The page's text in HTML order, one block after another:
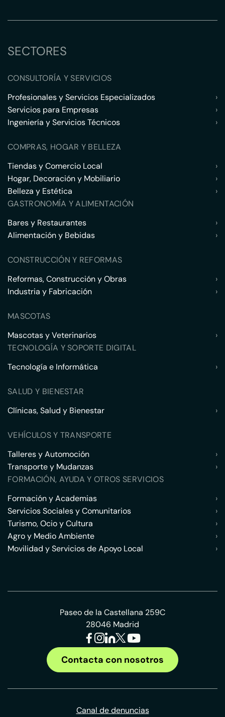
SECTORES
CONSULTORÍA Y SERVICIOS
Profesionales y Servicios Especializados
›
Servicios para Empresas
›
Ingeniería y Servicios Técnicos
›
COMPRAS, HOGAR Y BELLEZA
Tiendas y Comercio Local
›
Hogar, Decoración y Mobiliario
›
Belleza y Estética
›
GASTRONOMÍA Y ALIMENTACIÓN
Bares y Restaurantes
›
Alimentación y Bebidas
›
CONSTRUCCIÓN Y REFORMAS
Reformas, Construcción y Obras
›
Industria y Fabricación
›
MASCOTAS
Mascotas y Veterinarios
›
TECNOLOGÍA Y SOPORTE DIGITAL
Tecnología e Informática
›
SALUD Y BIENESTAR
Clínicas, Salud y Bienestar
›
VEHÍCULOS Y TRANSPORTE
Talleres y Automoción
›
Transporte y Mudanzas
›
FORMACIÓN, AYUDA Y OTROS SERVICIOS
Formación y Academias
›
Servicios Sociales y Comunitarios
›
Turismo, Ocio y Cultura
›
Agro y Medio Ambiente
›
Movilidad y Servicios de Apoyo Local
›
Paseo de la Castellana 259C
28046 Madrid
Contacta con nosotros
Canal de denuncias